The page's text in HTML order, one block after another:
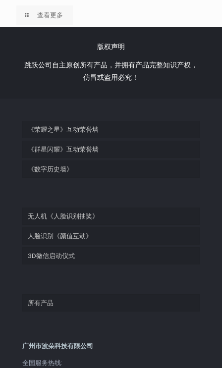
查看更多
版权声明
跳跃公司自主原创所有产品，并拥有产品完整知识产权，
仿冒或盗用必究！
《荣耀之星》互动荣誉墙
《群星闪耀》互动荣誉墙
《数字历史墙》
无人机《人脸识别抽奖》
人脸识别《颜值互动》
3D微信启动仪式
所有产品
广州市波朵科技有限公司
全国服务热线: